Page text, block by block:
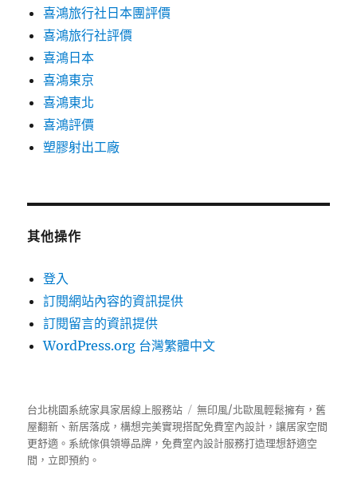
喜鴻旅行社日本團評價
喜鴻旅行社評價
喜鴻日本
喜鴻東京
喜鴻東北
喜鴻評價
塑膠射出工廠
其他操作
登入
訂閱網站內容的資訊提供
訂閱留言的資訊提供
WordPress.org 台灣繁體中文
台北桃園系統家具家居線上服務站
無印風/北歐風輕鬆擁有，舊
屋翻新、新居落成，構想完美實現搭配免費室內設計，讓居家空間
更舒適。 系統傢俱領導品牌，免費室內設計服務打造理想舒適空
間，立即預約。